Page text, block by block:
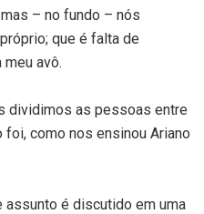
– no fundo – nós
que é falta de
meu avô.
dividimos as pessoas entre
como nos ensinou Ariano
assunto é discutido em uma